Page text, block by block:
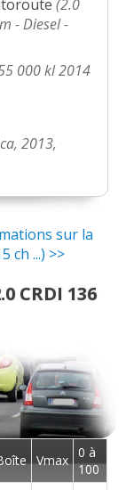
finition
6
2011 4wd
2012(0 )
NAVI 4WD(1
(2.0
- Diesel -
000 kl 2014
2013,
sur la
ch ...) >>
CRDI 136
Vmax 0 à
100